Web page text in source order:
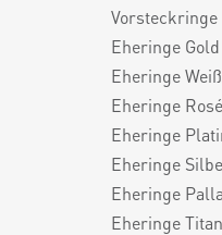
Vorsteckringe
Eheringe Gold
Eheringe
Eheringe
Eheringe
Eheringe
Eheringe
Eheringe Titan